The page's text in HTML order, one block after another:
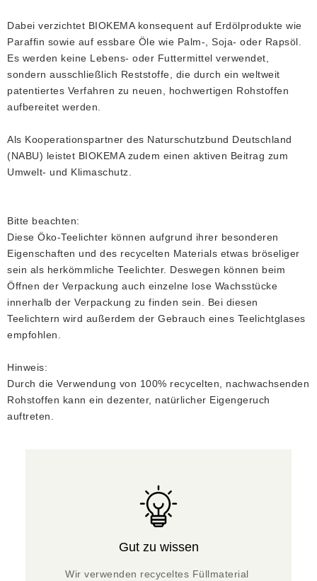
Dabei verzichtet BIOKEMA konsequent auf Erdölprodukte wie
Paraffin sowie auf essbare Öle wie Palm-, Soja- oder Rapsöl.
Es werden keine Lebens- oder Futtermittel verwendet,
sondern ausschließlich Reststoffe, die durch ein weltweit
patentiertes Verfahren zu neuen, hochwertigen Rohstoffen
aufbereitet werden.
Als Kooperationspartner des Naturschutzbund Deutschland
(NABU) leistet BIOKEMA zudem einen aktiven Beitrag zum
Umwelt- und Klimaschutz.
Bitte beachten:
Diese Öko-Teelichter können aufgrund ihrer besonderen
Eigenschaften und des recycelten Materials etwas bröseliger
sein als herkömmliche Teelichter. Deswegen können beim
Öffnen der Verpackung auch einzelne lose Wachsstücke
innerhalb der Verpackung zu finden sein. Bei diesen
Teelichtern wird außerdem der Gebrauch eines Teelichtglases
empfohlen.
Hinweis:
Durch die Verwendung von 100% recycelten, nachwachsenden
Rohstoffen kann ein dezenter, natürlicher Eigengeruch
auftreten.
Gut zu wissen
Wir verwenden recyceltes Füllmaterial